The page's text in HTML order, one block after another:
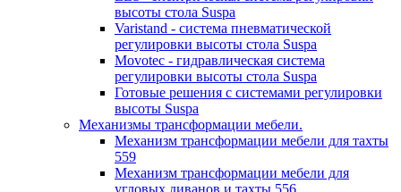
высоты стола Suspa
Varistand - система пневматической
регулировки высоты стола Suspa
Movotec - гидравлическая система
регулировки высоты стола Suspa
Готовые решения с системами регулировки
высоты Suspa
Механизмы трансформации мебели.
Механизм трансформации мебели для тахты
559
Механизм трансформации мебели для
угловых диванов и тахты 556